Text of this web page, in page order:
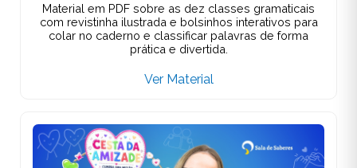
Material em PDF sobre as dez classes gramaticais
com revistinha ilustrada e bolsinhos interativos para
colar no caderno e classificar palavras de forma
prática e divertida.
Ver Material